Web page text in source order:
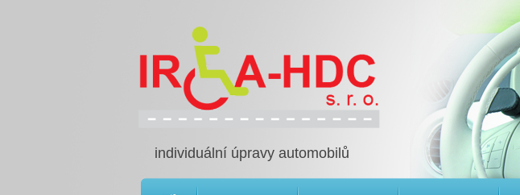
individuální úpravy automobilů